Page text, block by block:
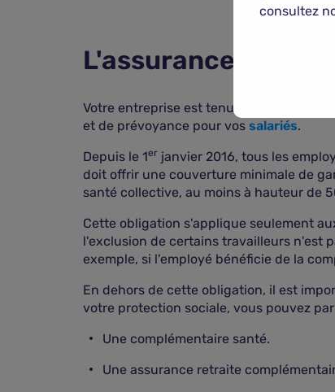
L'assurance des
Votre entreprise est tenue de respecter
et de prévoyance pour vos salariés.
Depuis le 1er janvier 2016, tous les
doit offrir une couverture minimale de
santé collective, au moins à hauteur de
Cette obligation s'applique seulement
l'exclusion de certains travailleurs n'est
exemple, si l'employé bénéficie de la
En dehors de cette obligation, il est
votre protection sociale, vous pouvez
Une complémentaire santé.
Une assurance retraite
consultez